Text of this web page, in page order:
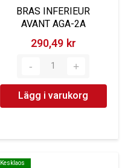
BRAS INFERIEUR
AVANT AGA-2A
290,49 kr‎
Lägg i varukorg
Kesklaos
Kesklaos